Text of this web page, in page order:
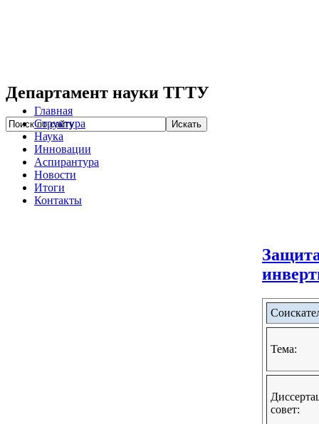
Департамент науки ТГТУ
Главная
Структура
Наука
Инновации
Аспирантура
Новости
Итоги
Контакты
Тема:
совет: